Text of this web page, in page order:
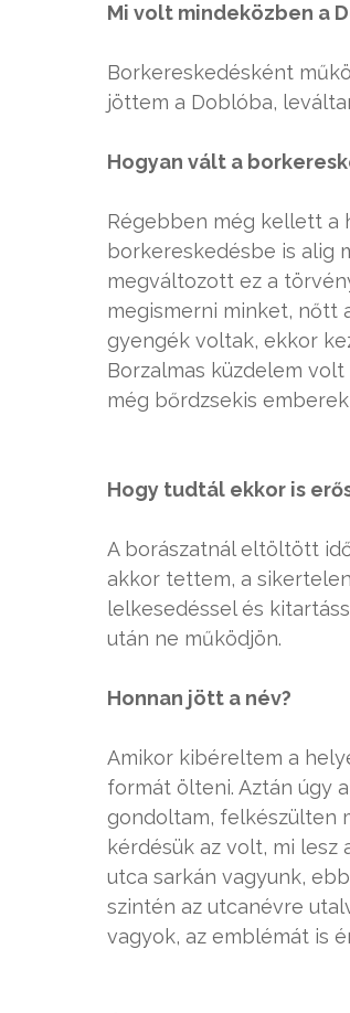
Mi volt mindeközben a
Borkereskedésként
jöttem a Doblóba,
Hogyan vált a
Régebben még kellett a
borkereskedésbe is alig
megváltozott ez a
megismerni minket, nőtt
gyengék voltak, ekkor
Borzalmas küzdelem
még bőrdzsekis
Hogy tudtál ekkor is
A borászatnál eltöltött
akkor tettem, a
lelkesedéssel és
után ne működjön.
Honnan jött a név?
Amikor kibéreltem a
formát ölteni. Aztán úgy
gondoltam, felkészülten
kérdésük az volt, mi lesz
utca sarkán vagyunk,
szintén az utcanévre
vagyok, az emblémát is